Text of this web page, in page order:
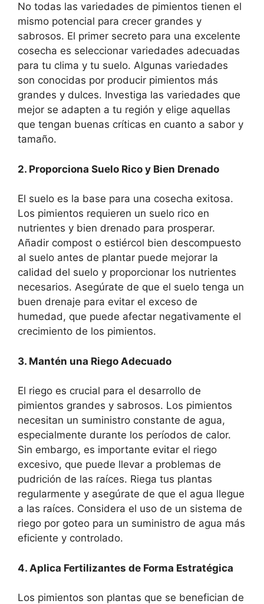
No todas las variedades de pimientos tienen el
mismo potencial para crecer grandes y
sabrosos. El primer secreto para una excelente
cosecha es seleccionar variedades adecuadas
para tu clima y tu suelo. Algunas variedades
son conocidas por producir pimientos más
grandes y dulces. Investiga las variedades que
mejor se adapten a tu región y elige aquellas
que tengan buenas críticas en cuanto a sabor y
tamaño.
2. Proporciona Suelo Rico y Bien Drenado
El suelo es la base para una cosecha exitosa.
Los pimientos requieren un suelo rico en
nutrientes y bien drenado para prosperar.
Añadir compost o estiércol bien descompuesto
al suelo antes de plantar puede mejorar la
calidad del suelo y proporcionar los nutrientes
necesarios. Asegúrate de que el suelo tenga un
buen drenaje para evitar el exceso de
humedad, que puede afectar negativamente el
crecimiento de los pimientos.
3. Mantén una Riego Adecuado
El riego es crucial para el desarrollo de
pimientos grandes y sabrosos. Los pimientos
necesitan un suministro constante de agua,
especialmente durante los períodos de calor.
Sin embargo, es importante evitar el riego
excesivo, que puede llevar a problemas de
pudrición de las raíces. Riega tus plantas
regularmente y asegúrate de que el agua llegue
a las raíces. Considera el uso de un sistema de
riego por goteo para un suministro de agua más
eficiente y controlado.
4. Aplica Fertilizantes de Forma Estratégica
Los pimientos son plantas que se benefician de